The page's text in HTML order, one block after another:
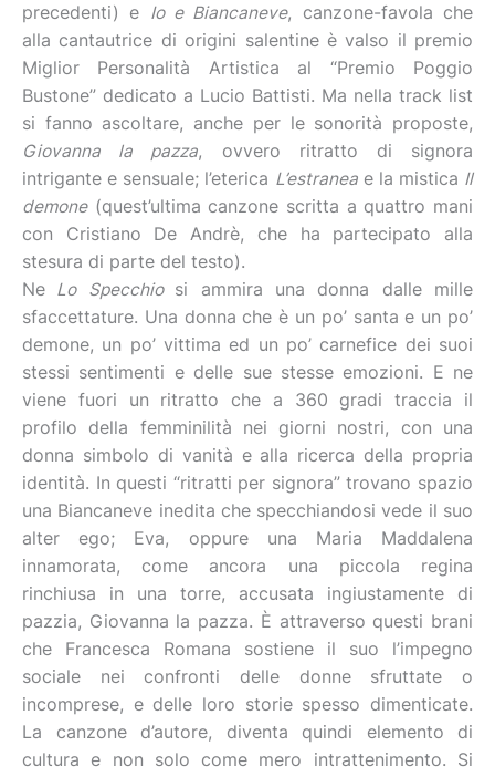
precedenti) e Io e Biancaneve, canzone-favola che
alla cantautrice di origini salentine è valso il premio
Miglior Personalità Artistica al “Premio Poggio
Bustone” dedicato a Lucio Battisti. Ma nella track list
si fanno ascoltare, anche per le sonorità proposte,
Giovanna la pazza, ovvero ritratto di signora
intrigante e sensuale; l’eterica L’estraneae la mistica Il
demone(quest’ultima canzone scritta a quattro mani
con Cristiano De Andrè, che ha partecipato alla
stesura di parte del testo).
Ne Lo Specchio si ammira una donna dalle mille
sfaccettature. Una donna che è un po’ santa e un po’
demone, un po’ vittima ed un po’ carnefice dei suoi
stessi sentimenti e delle sue stesse emozioni. E ne
viene fuori un ritratto che a 360 gradi traccia il
profilo della femminilità nei giorni nostri, con una
donna simbolo di vanità e alla ricerca della propria
identità. In questi “ritratti per signora” trovano spazio
una Biancaneve inedita che specchiandosi vede il suo
alter ego; Eva, oppure una Maria Maddalena
innamorata, come ancora una piccola regina
rinchiusa in una torre, accusata ingiustamente di
pazzia, Giovanna la pazza. È attraverso questi brani
che Francesca Romana sostiene il suo l’impegno
sociale nei confronti delle donne sfruttate o
incomprese, e delle loro storie spesso dimenticate.
La canzone d’autore, diventa quindi elemento di
cultura e non solo come mero intrattenimento. Si